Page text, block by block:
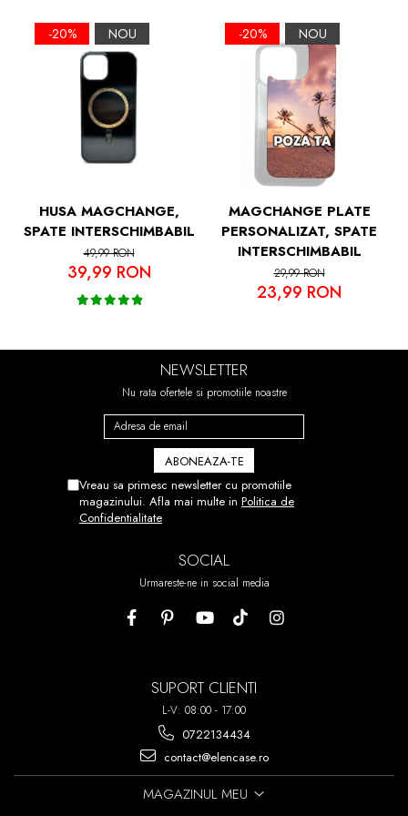
si a Camerelor
-20% NOU
HUSA MAGCHANGE,
SPATE INTERSCHIMBABIL
49,99 RON
39,99 RON
-20% NOU
MAGCHANGE PLATE
PERSONALIZAT, SPATE
INTERSCHIMBABIL
29,99 RON
23,99 RON
NEWSLETTER
Nu rata ofertele si promotiile noastre
Vreau sa primesc newsletter cu promotiile
magazinului. Afla mai multe in Politica de
Confidentialitate
SOCIAL
Urmareste-ne in social media
SUPORT CLIENTI
L-V: 08:00 - 17:00
0722134434
contact@elencase.ro
MAGAZINUL MEU